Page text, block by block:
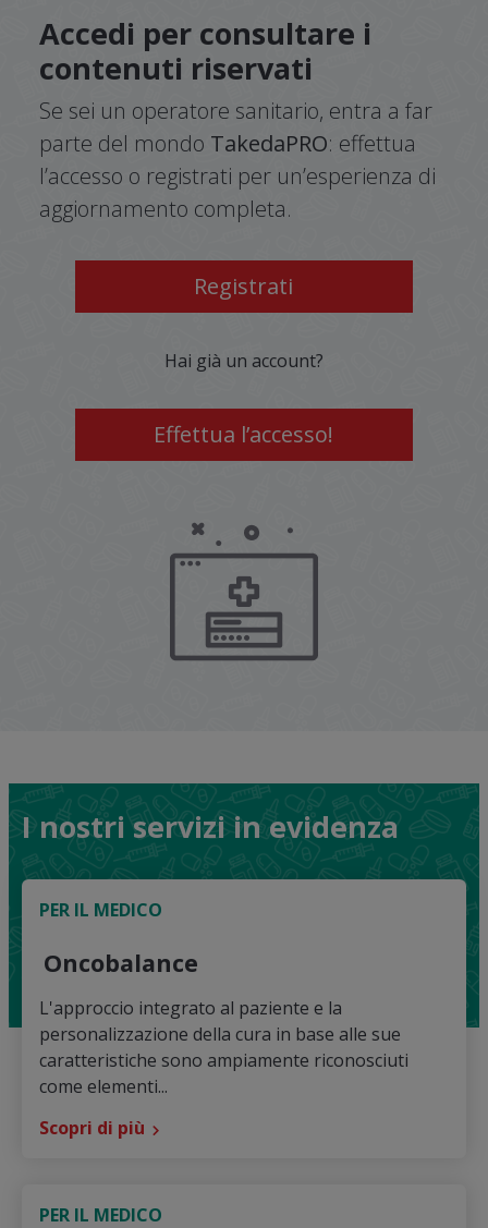
Accedi per consultare i
contenuti riservati
Se sei un operatore sanitario, entra a far
parte del mondo TakedaPRO: effettua
l’accesso o registrati per un’esperienza di
aggiornamento completa.
Registrati
Hai già un account?
I nostri servizi in evidenza
PER IL MEDICO
Oncobalance
L'approccio integrato al paziente e la
personalizzazione della cura in base alle sue
caratteristiche sono ampiamente riconosciuti
come elementi...
Scopri di più
PER IL MEDICO